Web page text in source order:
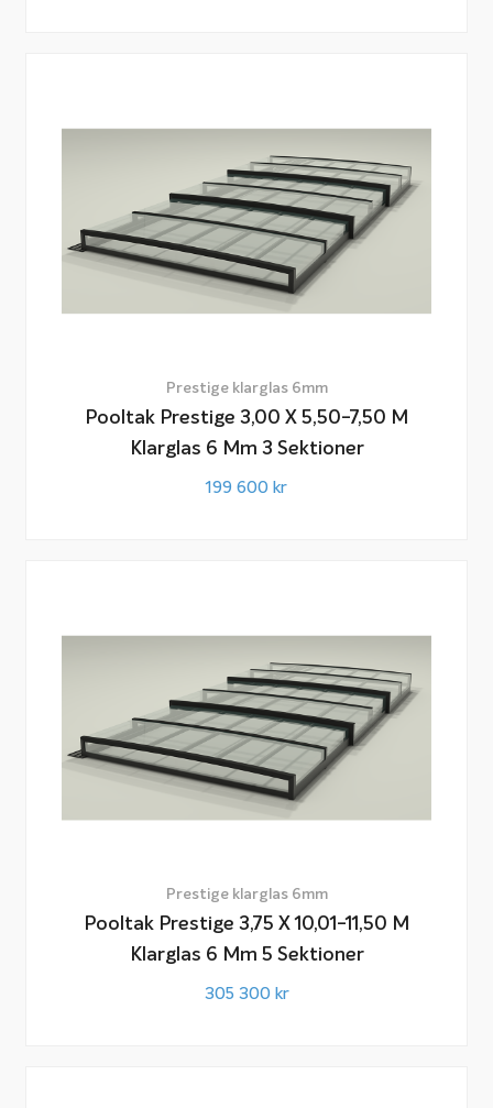
Prestige klarglas 6mm
Pooltak Prestige 3,00 X 5,50-7,50 M
Klarglas 6 Mm 3 Sektioner
199 600 kr
Prestige klarglas 6mm
Pooltak Prestige 3,75 X 10,01-11,50 M
Klarglas 6 Mm 5 Sektioner
305 300 kr